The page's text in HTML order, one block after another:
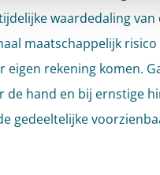
waardedaling van
maatschappelijk
rekening komen.
de hand en bij ernstige
gedeeltelijke